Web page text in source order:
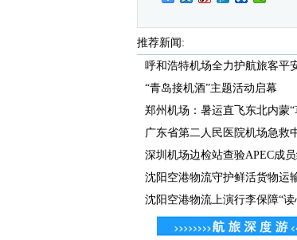
推荐新闻:
呼和浩特机场全力护航旅客平
“青岛接机酒”主题活动启幕
郑州机场：暑运直飞东北内蒙
广东省第二人民医院机场急救
深圳机场边检站查验APEC成
沈阳空港物流守护鲜活货物运
沈阳空港物流上演行李保障“读